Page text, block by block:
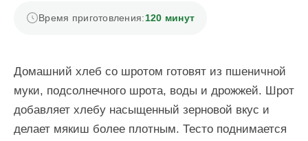
Время приготовления:120 минут
Домашний хлеб со шротом готовят из пшеничной
муки, подсолнечного шрота, воды и дрожжей. Шрот
добавляет хлебу насыщенный зерновой вкус и
делает мякиш более плотным. Тесто поднимается